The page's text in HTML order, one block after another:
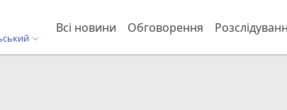
Всі новини Обговорення